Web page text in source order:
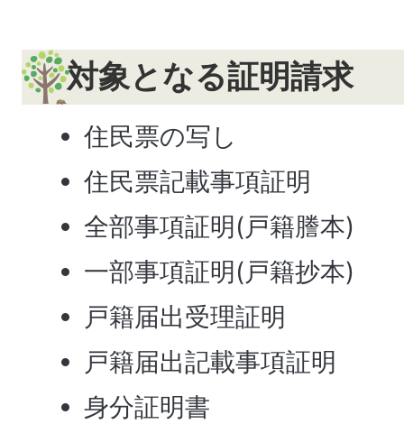
対象となる証明請求
住民票の写し
住民票記載事項証明
全部事項証明(戸籍謄本)
一部事項証明(戸籍抄本)
戸籍届出受理証明
戸籍届出記載事項証明
身分証明書